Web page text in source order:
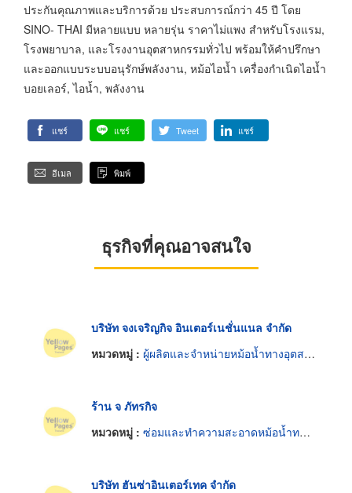
ประกันคุณภาพและบริการด้วย ประสบการณ์กว่า 45 ปี โดย
SINO- THAI มีหลายแบบ หลายรุ่น ราคาไม่แพง สำหรับโรงแรม,
โรงพยาบาล, และโรงงานอุตสาหกรรมทั่วไป พร้อมให้คำปรึกษา
และออกแบบระบบอนุรักษ์พลังงาน, หม้อไอน้ำ เครื่องกำเนิดไอน้ำ
บอยเลอร์, ไอน้ำ, พลังงาน
แชร์ แชร์ Tweet แชร์
อีเมล พิมพ์
ธุรกิจที่คุณอาจสนใจ
บริษัท จงเจริญกิจ อินเตอร์เนชั่นแนล จำกัด
หมวดหมู่ : ผู้ผลิตและจำหน่ายหม้อน้ำทางอุตสาหกรรม
ร้าน จ ภัทรกิจ
หมวดหมู่ : ซ่อมและทำความสะอาดหม้อน้ำทางอุตสาหกรรม
บริษัท ฮันซ่าอินเตอร์เทค จำกัด